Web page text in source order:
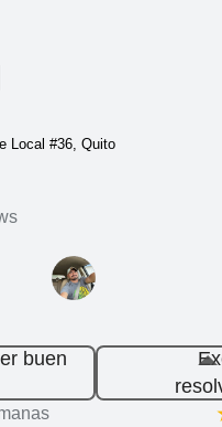
Local #36, Quito
buen